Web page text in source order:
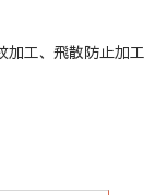
加工、飛散防止加工